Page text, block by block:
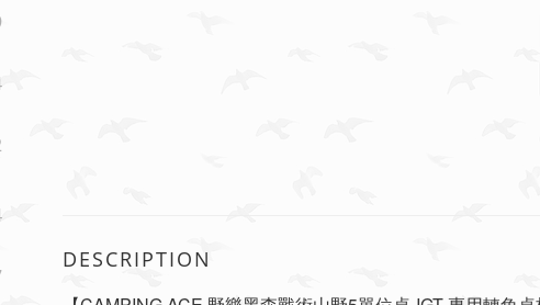
DESCRIPTION